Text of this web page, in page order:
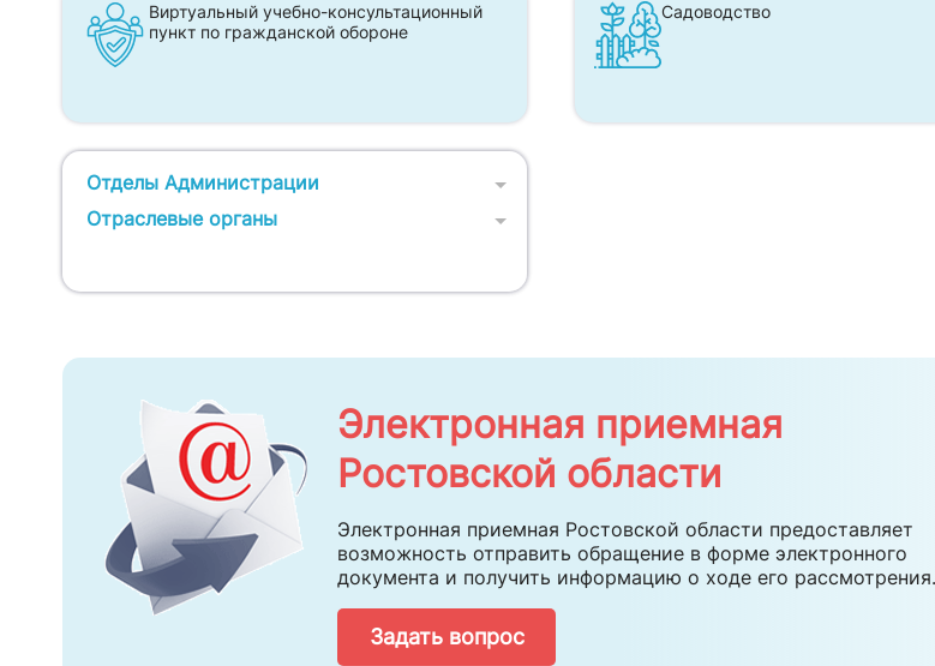
Виртуальный учебно-консультационный
пункт по гражданской обороне
Садоводство
Отделы Администрации
Отраслевые органы
Электронная приемная
Ростовской области
Электронная приемная Ростовской области предоставляет
возможность отправить обращение в форме электронного
документа и получить информацию о ходе его рассмотрения.
Задать вопрос